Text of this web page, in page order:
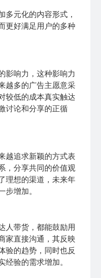
多元化的内容形式，
更好满足用户的多种
影响力，这种影响力
越多的广告主愿意采
较低的成本真实触达
讨论和分享的正循
越追求新颖的方式表
，分享共同的价值观
理想的渠道，未来年
步增加。
人带货，都能鼓励用
家直接沟通，其反映
验的趋势，同时也反
经验的需求增加。